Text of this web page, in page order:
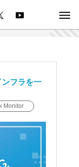
フラを一
Monitor